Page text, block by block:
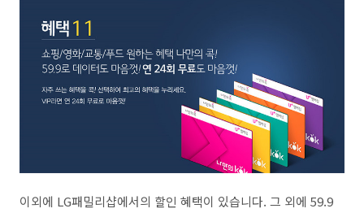
이외에 LG패밀리샵에서의 할인 혜택이 있습니다. 그 외에 59.9